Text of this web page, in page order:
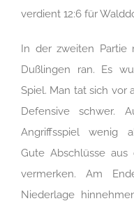
verdient 12:6 für
In der zweiten Partie
Dußlingen ran. Es
Spiel. Man tat sich vor
Defensive schwer.
Angriffsspiel wenig
Gute Abschlüsse
vermerken. Am
Niederlage